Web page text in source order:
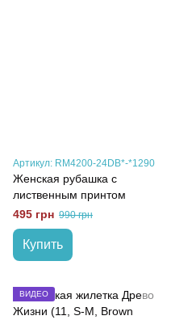
Артикул: RM4200-24DB*-*1290
Женская рубашка с
лиственным принтом
495 грн 990 грн
Купить
ВИДЕО